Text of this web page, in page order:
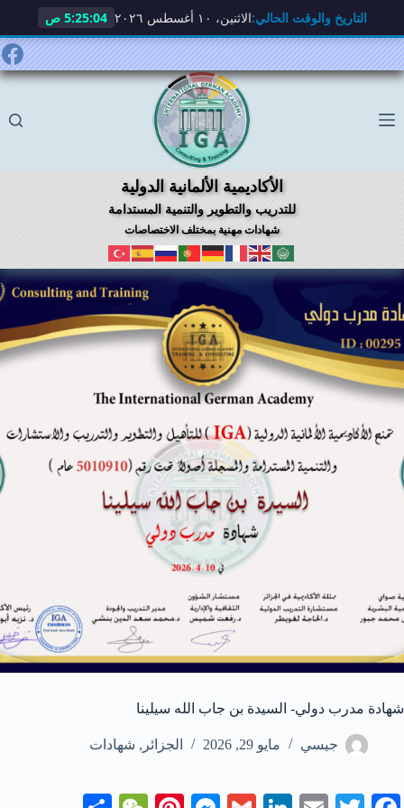
التاريخ والوقت الحالي:الاثنين، ١٠ أغسطس ٢٠٢٦ 5:25:05 ص
التجاوز
إلى
المحتوى
الأكاديمية الألمانية الدولية
للتدريب والتطوير والتنمية المستدامة
شهادات مهنية بمختلف الاختصاصات
شهادة مدرب دولي- السيدة بن جاب الله سيلينا
جيسي مايو 29, 2026 الجزائر , شهادات